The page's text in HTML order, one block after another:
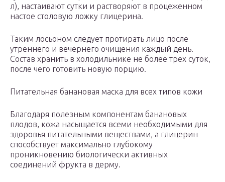
л), настаивают сутки и растворяют в процеженном
настое столовую ложку глицерина.
Таким лосьоном следует протирать лицо после
утреннего и вечернего очищения каждый день.
Состав хранить в холодильнике не более трех суток,
после чего готовить новую порцию.
Питательная банановая маска для всех типов кожи
Благодаря полезным компонентам банановых
плодов, кожа насыщается всеми необходимыми для
здоровья питательными веществами, а глицерин
способствует максимально глубокому
проникновению биологически активных
соединений фрукта в дерму.